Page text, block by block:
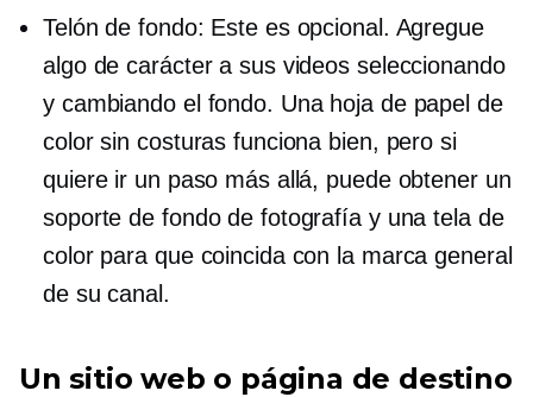
Telón de fondo: Este es opcional. Agregue
algo de carácter a sus videos seleccionando
y cambiando el fondo. Una hoja de papel de
color sin costuras funciona bien, pero si
quiere ir un paso más allá, puede obtener un
soporte de fondo de fotografía y una tela de
color para que coincida con la marca general
de su canal.
Un sitio web o página de destino